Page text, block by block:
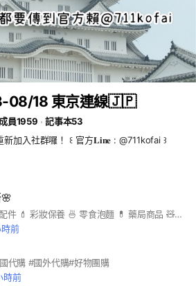
08/18 東京連線🇯🇵
成員1959
記事本53
退出社群後就不能再重新加入社群囉！ ꒰ 官方𝐋𝐢𝐧𝐞 : @711kofai ꒱
🛍 精品／服飾配件 💄 彩妝保養 🍜 零食泡麵 💊 藥局商品 🧸 娃娃玩偶 🎁 生活雜貨
前
代購 #國外代購#好物團購
時前